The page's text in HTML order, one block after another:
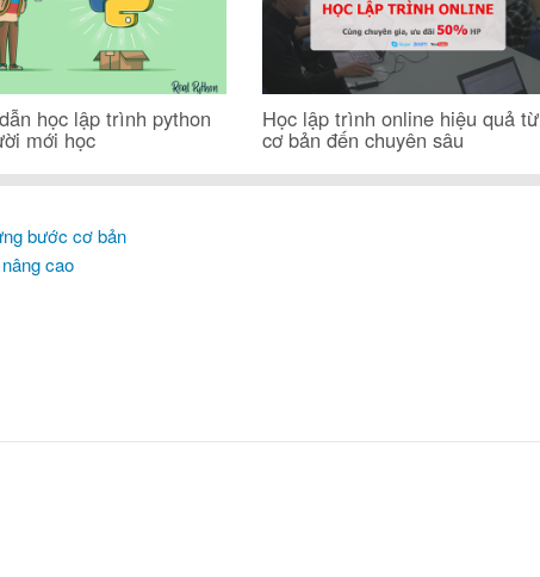
học lập trình python
mới học
Học lập trình online hiệu quả từ
cơ bản đến chuyên sâu
bước cơ bản
cao